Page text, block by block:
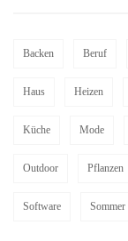
Backen Beruf
Haus Heizen
Küche Mode
Outdoor Pflanzen
Software Sommer